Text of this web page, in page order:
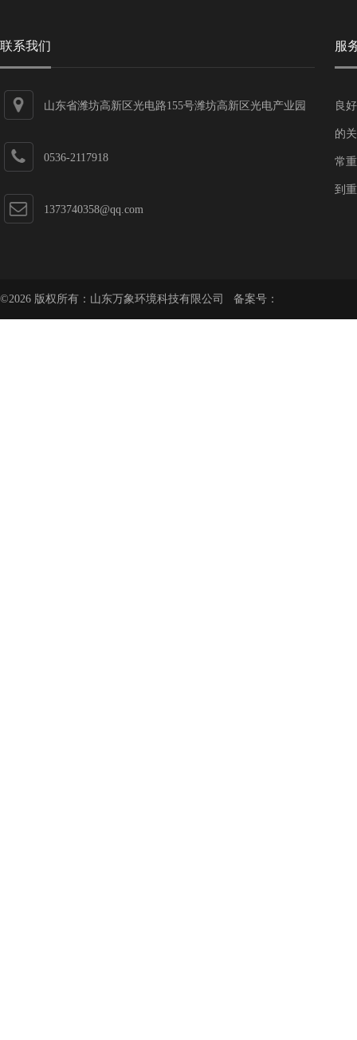
联系我们
山东省潍坊高新区光电路155号潍坊高新区光电产业园
0536-2117918
1373740358@qq.com
服
良
的
常
到
©2026 版权所有：山东万象环境科技有限公司 备案号：